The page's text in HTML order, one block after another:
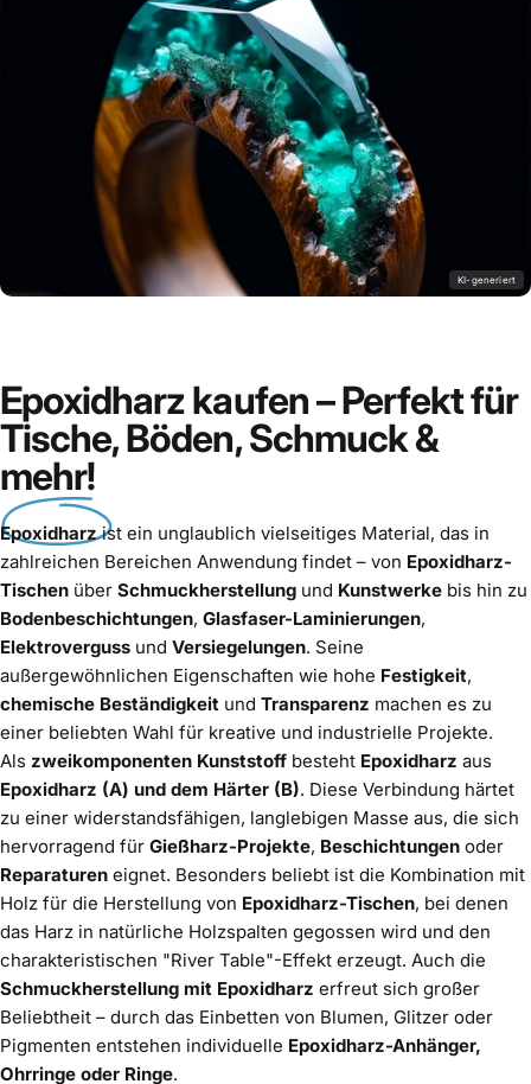
3D-Fußboden
@florentine.art
Resin-Ring
KI-generiert
Epoxidharz kaufen – Perfekt für
Tische, Böden, Schmuck &
mehr!
Epoxidharzist ein unglaublich vielseitiges Material, das in
zahlreichen Bereichen Anwendung findet – von Epoxidharz-
Tischen über Schmuckherstellung und Kunstwerke bis hin zu
Bodenbeschichtungen, Glasfaser-Laminierungen,
Elektroverguss und Versiegelungen. Seine
außergewöhnlichen Eigenschaften wie hohe Festigkeit,
chemische Beständigkeit und Transparenz machen es zu
einer beliebten Wahl für kreative und industrielle Projekte.
Als zweikomponenten Kunststoff besteht Epoxidharz aus
Epoxidharz (A) und dem Härter (B). Diese Verbindung härtet
zu einer widerstandsfähigen, langlebigen Masse aus, die sich
hervorragend für Gießharz-Projekte, Beschichtungen oder
Reparaturen eignet. Besonders beliebt ist die Kombination mit
Holz für die Herstellung von Epoxidharz-Tischen, bei denen
das Harz in natürliche Holzspalten gegossen wird und den
charakteristischen "River Table"-Effekt erzeugt. Auch die
Schmuckherstellung mit Epoxidharz erfreut sich großer
Beliebtheit – durch das Einbetten von Blumen, Glitzer oder
Pigmenten entstehen individuelle Epoxidharz-Anhänger,
Ohrringe oder Ringe.